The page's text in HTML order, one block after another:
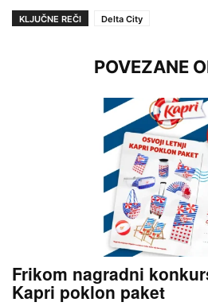
KLJUČNE REČI Delta City
POVEZANE
Frikom nagradni
Kapri poklon paket